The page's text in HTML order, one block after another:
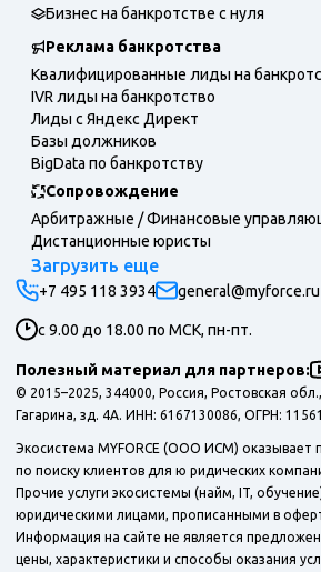
Бизнес на банкротстве с нуля
Реклама банкротства
Квалифицированные лиды на
IVR лиды на банкротство
Лиды с Яндекс Директ
Базы должников
BigData по банкротству
Сопровождение
Арбитражные / Финансовые
Дистанционные юристы
Загрузить еще
+7 495 118 3934 general@myforce.ru
с 9.00 до 18.00 по МСК, пн-пт.
Полезный материал для партнеров:
© 2015–2025, 344000, Россия, Ростовская
Гагарина, зд. 4А. ИНН: 6167130086, ОГРН:
Экосистема MYFORCE (ООО ИСМ) оказывает
по поиску клиентов для ю ридических
Прочие услуги экосистемы (найм, IT,
юридическими лицами, прописанными в
Информация на сайте не является
цены, характеристики и способы оказания